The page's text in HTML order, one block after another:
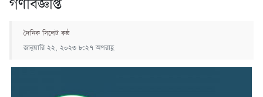
গণবিজ্ঞপ্তি
দৈনিক সিলেট কন্ঠ
জানুয়ারি ২২, ২০২৩ ৮:২৭ অপরাহ্ণ